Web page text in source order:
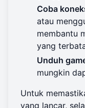
Coba
atau
membantu
yang
Unduh
mungkin
Untuk
yang lancar,